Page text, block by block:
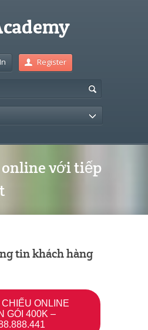
Register
với tiếp
tin khách hàng
CHIẾU ONLINE
GÓI 400K –